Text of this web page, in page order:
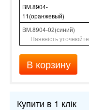
BM.8904-
11(оранжевый)
BM.8904-02(синий)
Наявність уточнюйте
В корзину
Купити в 1 клік